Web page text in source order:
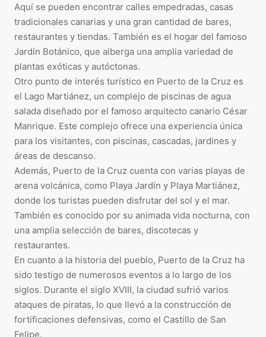
Aquí se pueden encontrar calles empedradas, casas
tradicionales canarias y una gran cantidad de bares,
restaurantes y tiendas. También es el hogar del famoso
Jardín Botánico, que alberga una amplia variedad de
plantas exóticas y autóctonas.
Otro punto de interés turístico en Puerto de la Cruz es
el Lago Martiánez, un complejo de piscinas de agua
salada diseñado por el famoso arquitecto canario César
Manrique. Este complejo ofrece una experiencia única
para los visitantes, con piscinas, cascadas, jardines y
áreas de descanso.
Además, Puerto de la Cruz cuenta con varias playas de
arena volcánica, como Playa Jardín y Playa Martiánez,
donde los turistas pueden disfrutar del sol y el mar.
También es conocido por su animada vida nocturna, con
una amplia selección de bares, discotecas y
restaurantes.
En cuanto a la historia del pueblo, Puerto de la Cruz ha
sido testigo de numerosos eventos a lo largo de los
siglos. Durante el siglo XVIII, la ciudad sufrió varios
ataques de piratas, lo que llevó a la construcción de
fortificaciones defensivas, como el Castillo de San
Felipe.